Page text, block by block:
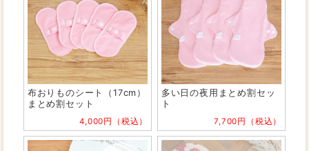
布おりものシート（17cm）
まとめ割セット
4,000円（税込）
多い日の夜用まとめ割セッ
ト
7,700円（税込）